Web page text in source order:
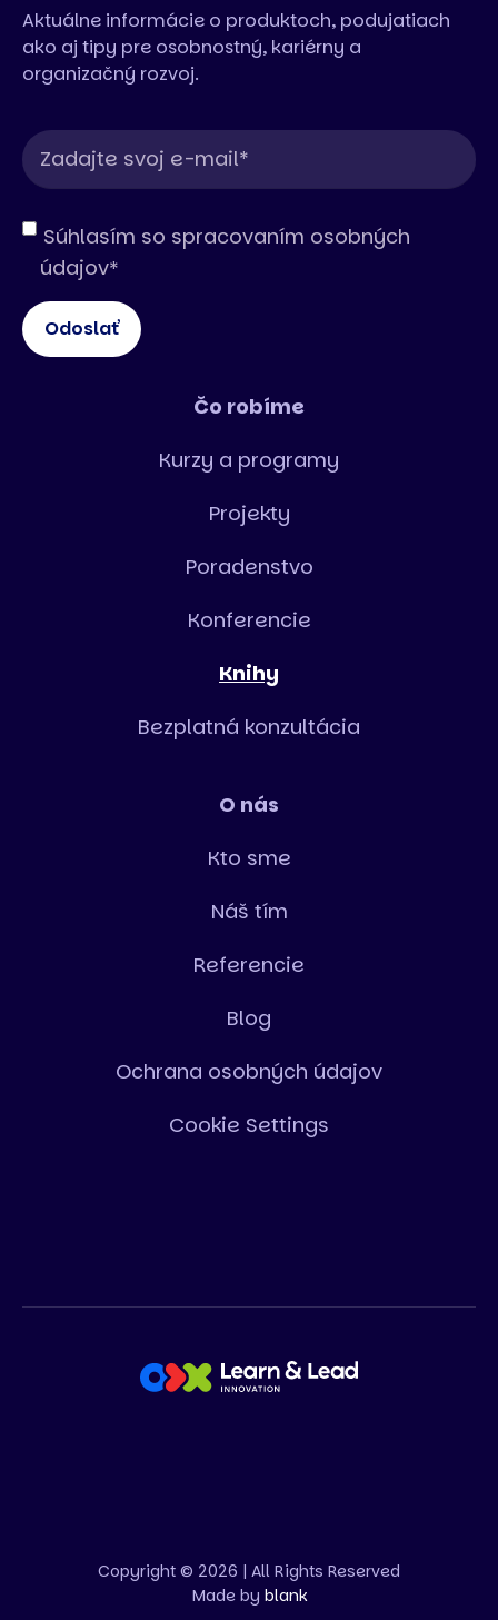
Aktuálne informácie o produktoch, podujatiach
ako aj tipy pre osobnostný, kariérny a
organizačný rozvoj.
Súhlasím so spracovaním osobných
údajov*
Čo robíme
Kurzy a programy
Projekty
Poradenstvo
Konferencie
Knihy
Bezplatná konzultácia
O nás
Kto sme
Náš tím
Referencie
Blog
Ochrana osobných údajov
Cookie Settings
Copyright © 2026 | All Rights Reserved
Made by blank